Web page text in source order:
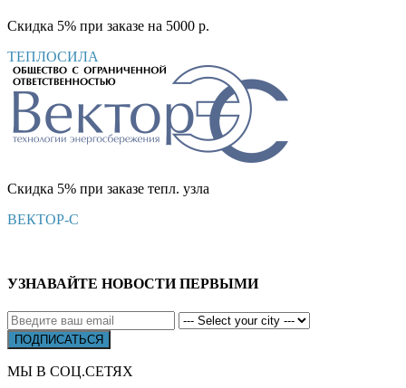
Скидка 5% при заказе на 5000 р.
ТЕПЛОСИЛА
Скидка 5% при заказе тепл. узла
ВЕКТОР-С
УЗНАВАЙТЕ НОВОСТИ ПЕРВЫМИ
МЫ В СОЦ.СЕТЯХ